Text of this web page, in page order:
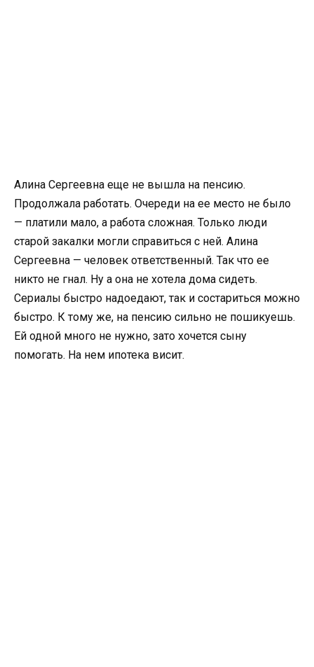
Алина Сергеевна еще не вышла на пенсию.
Продолжала работать. Очереди на ее место не было
— платили мало, а работа сложная. Только люди
старой закалки могли справиться с ней. Алина
Сергеевна — человек ответственный. Так что ее
никто не гнал. Ну а она не хотела дома сидеть.
Сериалы быстро надоедают, так и состариться можно
быстро. К тому же, на пенсию сильно не пошикуешь.
Ей одной много не нужно, зато хочется сыну
помогать. На нем ипотека висит.